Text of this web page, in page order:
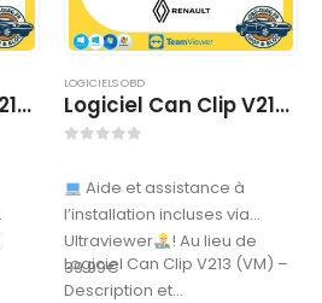
Logiciel Can Clip V212 – TÉLÉCHARGEMENT
LOGICIELS OBD
Logiciel Can Clip V213 (VM) – TÉLÉCHARGEMENT
Aide et assistance à
l’installation incluses via
Ultraviewer
! Au lieu de
39.99€
Logiciel Can Clip V213 (VM) –
Description et